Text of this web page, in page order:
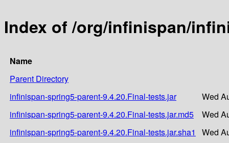
Index of /org/infinispan/
Name
Parent Directory
infinispan-spring5-parent-9.4.20.Final-tests.jar
Wed
infinispan-spring5-parent-9.4.20.Final-tests.jar.md5
Wed
infinispan-spring5-parent-9.4.20.Final-tests.jar.sha1
Wed